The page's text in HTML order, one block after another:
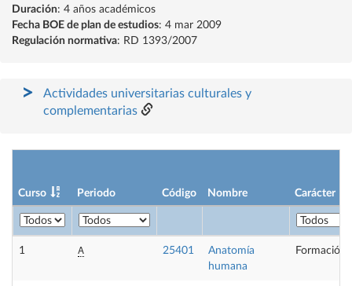
Duración: 4 años académicos
Fecha BOE de plan de estudios: 4 mar 2009
Regulación normativa: RD 1393/2007
Actividades universitarias culturales y
complementarias
Curso Periodo Código Nombre Carácter
1 A 25401
Anatomía
humana
Formación